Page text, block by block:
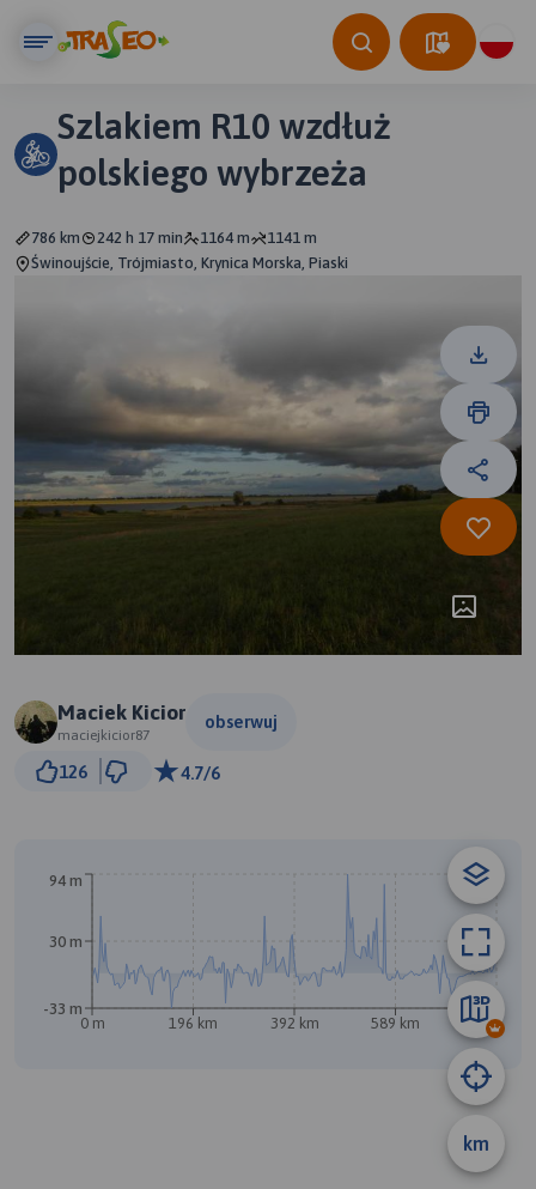
Szlakiem R10 wzdłuż
polskiego wybrzeża
786 km 242 h 17 min 1164 m
1141 m
Świnoujście, Trójmiasto, Krynica Morska, Piaski
Maciek Kicior
maciejkicior87
obserwuj
126 4.7/6
B
km
0 m 196 km 392 km 589 km 785 km
-33 m
30 m
94 m